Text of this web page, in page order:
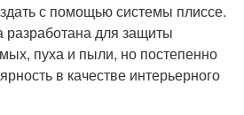
с помощью системы плиссе.
для защиты
пуха и пыли, но постепенно
в качестве интерьерного